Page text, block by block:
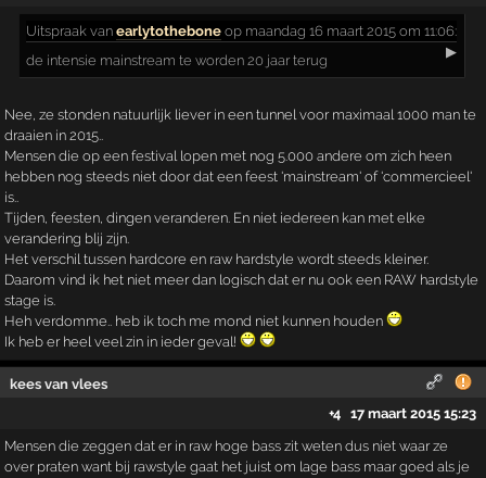
Uitspraak vanearlytothebone op maandag 16 maart 2015 om 11:06:
▶
de intensie mainstream te worden 20 jaar terug
Nee, ze stonden natuurlijk liever in een tunnel voor maximaal 1000 man te
draaien in 2015..
Mensen die op een festival lopen met nog 5.000 andere om zich heen
hebben nog steeds niet door dat een feest 'mainstream' of 'commercieel'
is..
Tijden, feesten, dingen veranderen. En niet iedereen kan met elke
verandering blij zijn.
Het verschil tussen hardcore en raw hardstyle wordt steeds kleiner.
Daarom vind ik het niet meer dan logisch dat er nu ook een RAW hardstyle
stage is.
Heh verdomme.. heb ik toch me mond niet kunnen houden
Ik heb er heel veel zin in ieder geval!
kees van vlees
+4
17 maart 2015 15:23
Mensen die zeggen dat er in raw hoge bass zit weten dus niet waar ze
over praten want bij rawstyle gaat het juist om lage bass maar goed als je